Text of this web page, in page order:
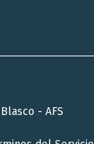
- AFS